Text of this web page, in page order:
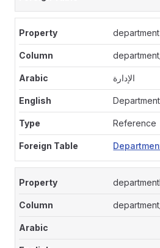
department
الإدارة
Department
Reference